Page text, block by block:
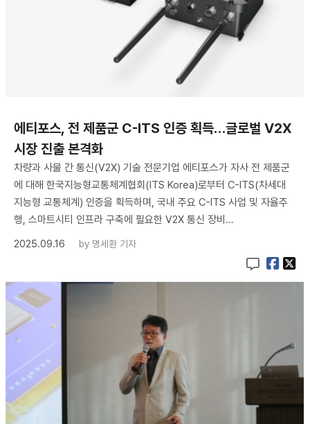
에티포스, 전 제품군 C-ITS 인증 획득…글로벌 V2X
시장 진출 본격화
차량과 사물 간 통신(V2X) 기술 전문기업 에티포스가 자사 전 제품군
에 대해 한국지능형교통체계협회(ITS Korea)로부터 C-ITS(차세대
지능형 교통체계) 인증을 획득하며, 국내 주요 C-ITS 사업 및 자율주
행, 스마트시티 인프라 구축에 필요한 V2X 통신 장비…
2025.09.16
by 명세환 기자